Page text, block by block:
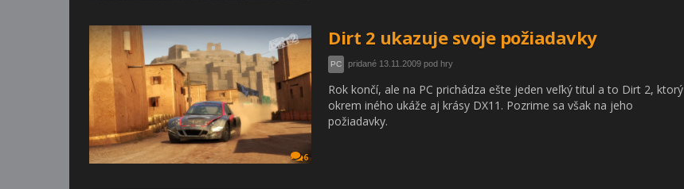
6
Dirt 2 ukazuje svoje požiadavky
PC pridané 13.11.2009 pod hry
Rok končí, ale na PC prichádza ešte jeden veľký titul a to Dirt 2, ktorý
okrem iného ukáže aj krásy DX11. Pozrime sa však na jeho
požiadavky.